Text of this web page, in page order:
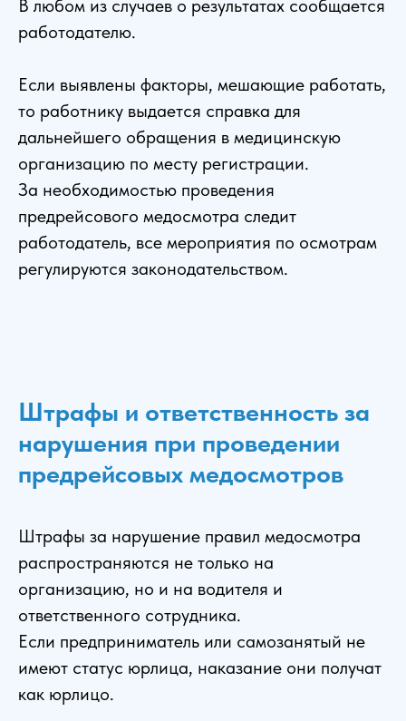
В любом из случаев о результатах сообщается
работодателю.
Если выявлены факторы, мешающие работать,
то работнику выдается справка для
дальнейшего обращения в медицинскую
организацию по месту регистрации.
За необходимостью проведения
предрейсового медосмотра следит
работодатель, все мероприятия по осмотрам
регулируются законодательством.
Штрафы и ответственность за
нарушения при проведении
предрейсовых медосмотров
Штрафы за нарушение правил медосмотра
распространяются не только на
организацию, но и на водителя и
ответственного сотрудника.
Если предприниматель или самозанятый не
имеют статус юрлица, наказание они получат
как юрлицо.